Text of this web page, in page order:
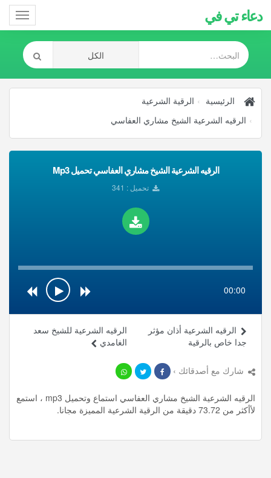
دعاء تي في
الرئيسية
الرقية الشرعية
الرقيه الشرعية الشيخ مشاري العفاسي
الرقيه الشرعية الشيخ مشاري العفاسي تحميل Mp3
تحميل : 341
00:00
الرقيه الشرعية للشيخ سعد
الغامدي
الرقيه الشرعية أذان مؤثر
جدا خاص بالرقية
شارك مع أصدقائك ›
الرقيه الشرعية الشيخ مشاري العفاسي استماع وتحميل mp3 ، استمع
لأأكثر من 73.72 دقيقة من الرقية الشرعية المميزة مجانا.